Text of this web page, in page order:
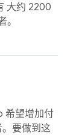
大约 2200
希望增加付
要做到这